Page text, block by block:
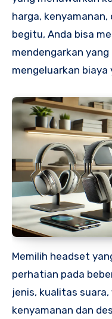
harga,
begitu, Anda bisa
mendengarkan
mengeluarkan biaya
Memilih headset
perhatian pada
jenis, kualitas
kenyamanan dan